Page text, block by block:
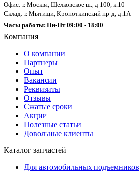
Офис: г. Москва, Щелковское ш., д 100, к.10
Склад: г. Мытищи, Кропоткинский пр-д, д.1А
Часы работы: Пн-Пт 09:00 - 18:00
Компания
О компании
Партнеры
Опыт
Вакансии
Реквизиты
Отзывы
Сжатые сроки
Акции
Полезные статьи
Довольные клиенты
Каталог запчастей
Для автомобильных подъемников